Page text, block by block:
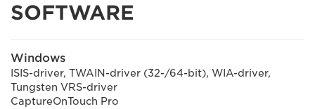
SOFTWARE
Windows
ISIS-driver, TWAIN-driver (32-/64-bit), WIA-driver,
Tungsten VRS-driver
CaptureOnTouch Pro